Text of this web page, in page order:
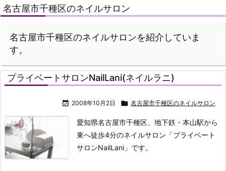
名古屋市千種区のネイルサロン
名古屋市千種区のネイルサロンを紹介していま
す。
プライベートサロンNailLani(ネイルラニ)
 2008年10月2日  名古屋市千種区のネイルサロン
愛知県名古屋市千種区、地下鉄・本山駅から
東へ徒歩4分のネイルサロン「プライベート
サロンNailLani」です。